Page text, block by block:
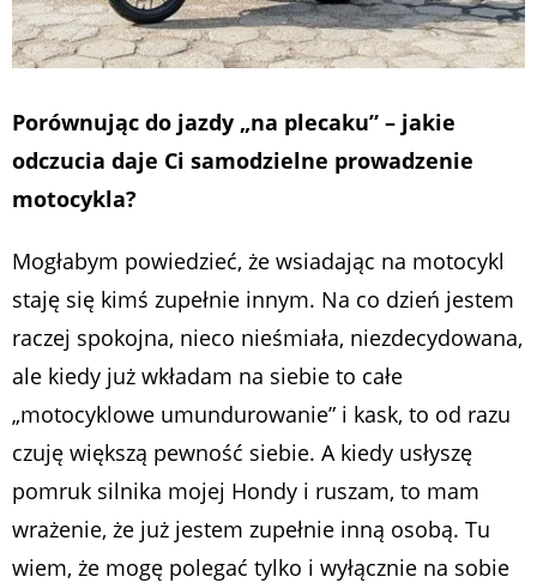
Porównując do jazdy „na plecaku” – jakie
odczucia daje Ci samodzielne prowadzenie
motocykla?
Mogłabym powiedzieć, że wsiadając na motocykl
staję się kimś zupełnie innym. Na co dzień jestem
raczej spokojna, nieco nieśmiała, niezdecydowana,
ale kiedy już wkładam na siebie to całe
„motocyklowe umundurowanie” i kask, to od razu
czuję większą pewność siebie. A kiedy usłyszę
pomruk silnika mojej Hondy i ruszam, to mam
wrażenie, że już jestem zupełnie inną osobą. Tu
wiem, że mogę polegać tylko i wyłącznie na sobie